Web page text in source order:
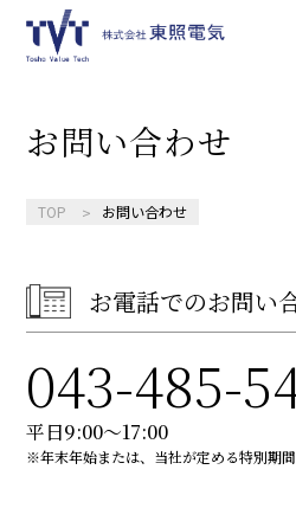
お問い合わせ
TOP お問い合わせ
お電話でのお問い
043-485-
平日9:00〜17:00
※年末年始または、当社が定める特別期間